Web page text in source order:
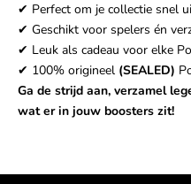
✔ Perfect om je collectie snel
✔ Geschikt voor spelers én
✔ Leuk als cadeau voor elke
✔ 100% origineel (SEALED)
Ga de strijd aan, verzamel
wat er in jouw boosters zit!